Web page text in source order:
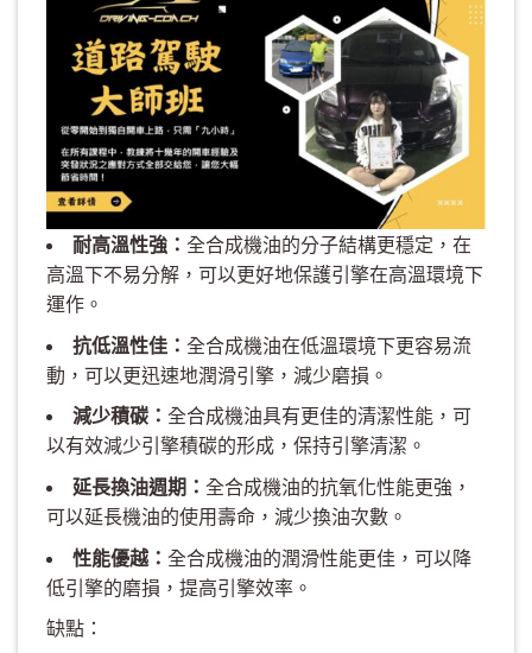
耐高溫性強： 全合成機油的分子結構更穩定，在
高溫下不易分解，可以更好地保護引擎在高溫環境下
運作。
抗低溫性佳： 全合成機油在低溫環境下更容易流
動，可以更迅速地潤滑引擎，減少磨損。
減少積碳： 全合成機油具有更佳的清潔性能，可
以有效減少引擎積碳的形成，保持引擎清潔。
延長換油週期： 全合成機油的抗氧化性能更強，
可以延長機油的使用壽命，減少換油次數。
性能優越： 全合成機油的潤滑性能更佳，可以降
低引擎的磨損，提高引擎效率。
缺點：